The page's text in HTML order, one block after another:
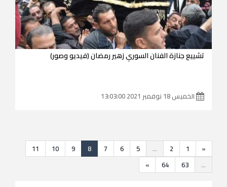
تشييع جنازة الفنان السوري زهير رمضان (فيديو وصور)
الخميس 18 نوفمبر 2021 13:03:00
«
1
2
...
5
6
7
8
9
10
11
...
63
64
»